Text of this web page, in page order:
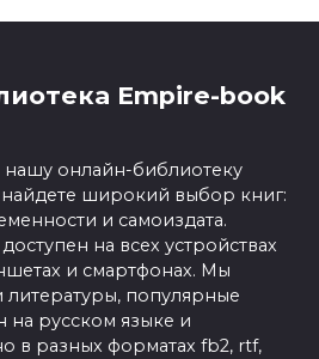
Empire-book
онлайн-библиотеку
широкий выбор книг:
и самоиздата.
на всех устройствах
и смартфонах. Мы
популярные
на русском языке и
в разных форматах fb2, rtf,